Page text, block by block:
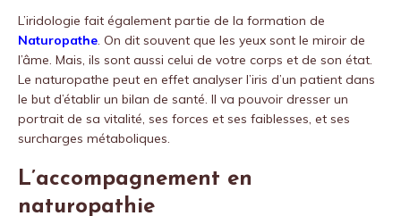
L’iridologie fait également partie de la formation de
Naturopathe. On dit souvent que les yeux sont le miroir de
l’âme. Mais, ils sont aussi celui de votre corps et de son état.
Le naturopathe peut en effet analyser l’iris d’un patient dans
le but d’établir un bilan de santé. Il va pouvoir dresser un
portrait de sa vitalité, ses forces et ses faiblesses, et ses
surcharges métaboliques.
L’accompagnement en
naturopathie